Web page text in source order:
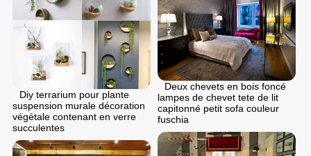
Diy terrarium pour plante
suspension murale décoration
végétale contenant en verre
succulentes
Deux chevets en bois foncé
lampes de chevet tete de lit
capitonné petit sofa couleur
fuschia